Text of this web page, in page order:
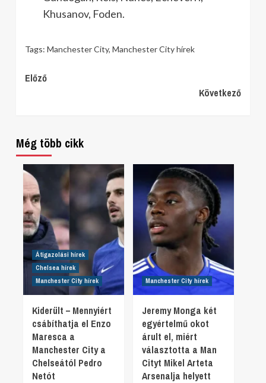
Khusanov, Foden.
Tags: Manchester City, Manchester City hírek
Continue
Előző
Következő
Még több cikk
Átigazolási hírek
Chelsea hírek
Manchester City hírek
Kiderült – Mennyiért
csábíthatja el Enzo
Maresca a
Manchester City a
Chelseától Pedro
Netót
Manchester City hírek
Jeremy Monga két
egyértelmű okot
árult el, miért
választotta a Man
Cityt Mikel Arteta
Arsenalja helyett